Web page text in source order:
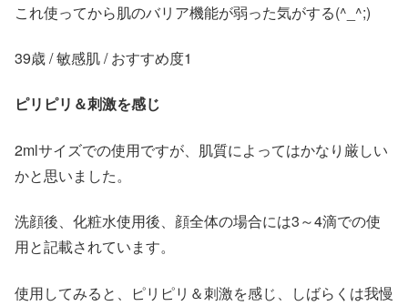
これ使ってから肌のバリア機能が弱った気がする(^_^;)
39歳 / 敏感肌 / おすすめ度1
ピリピリ＆刺激を感じ
2mlサイズでの使用ですが、肌質によってはかなり厳しい
かと思いました。
洗顔後、化粧水使用後、顔全体の場合には3～4滴での使
用と記載されています。
使用してみると、ピリピリ＆刺激を感じ、しばらくは我慢